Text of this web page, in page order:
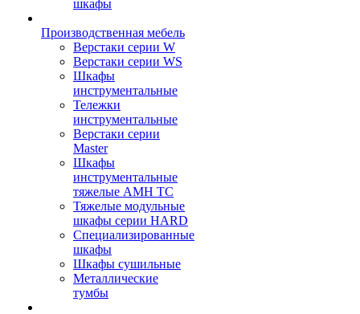
шкафы
Производственная мебель
Верстаки серии W
Верстаки серии WS
Шкафы
инструментальные
Тележки
инструментальные
Верстаки серии
Master
Шкафы
инструментальные
тяжелые AMH TC
Тяжелые модульные
шкафы серии HARD
Cпециализированные
шкафы
Шкафы сушильные
Металлические
тумбы